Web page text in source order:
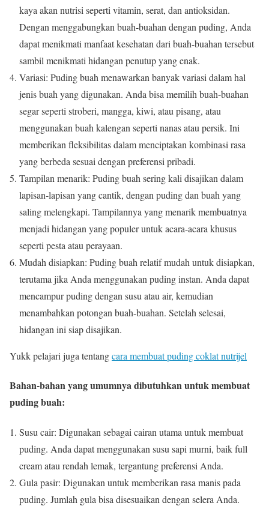
kaya akan nutrisi seperti vitamin, serat, dan antioksidan.
Dengan menggabungkan buah-buahan dengan puding, Anda
dapat menikmati manfaat kesehatan dari buah-buahan tersebut
sambil menikmati hidangan penutup yang enak.
Variasi: Puding buah menawarkan banyak variasi dalam hal
jenis buah yang digunakan. Anda bisa memilih buah-buahan
segar seperti stroberi, mangga, kiwi, atau pisang, atau
menggunakan buah kalengan seperti nanas atau persik. Ini
memberikan fleksibilitas dalam menciptakan kombinasi rasa
yang berbeda sesuai dengan preferensi pribadi.
Tampilan menarik: Puding buah sering kali disajikan dalam
lapisan-lapisan yang cantik, dengan puding dan buah yang
saling melengkapi. Tampilannya yang menarik membuatnya
menjadi hidangan yang populer untuk acara-acara khusus
seperti pesta atau perayaan.
Mudah disiapkan: Puding buah relatif mudah untuk disiapkan,
terutama jika Anda menggunakan puding instan. Anda dapat
mencampur puding dengan susu atau air, kemudian
menambahkan potongan buah-buahan. Setelah selesai,
hidangan ini siap disajikan.
Yukk pelajari juga tentangcara membuat puding coklat nutrijel
Bahan-bahan yang umumnya dibutuhkan untuk membuat
puding buah:
Susu cair: Digunakan sebagai cairan utama untuk membuat
puding. Anda dapat menggunakan susu sapi murni, baik full
cream atau rendah lemak, tergantung preferensi Anda.
Gula pasir: Digunakan untuk memberikan rasa manis pada
puding. Jumlah gula bisa disesuaikan dengan selera Anda.